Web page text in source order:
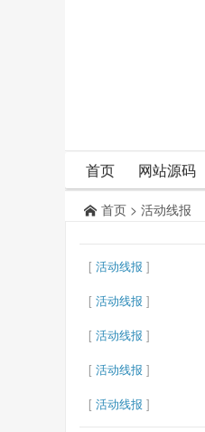
首页 网站源码
首页 > 活动线报
[ 活动线报 ]
[ 活动线报 ]
[ 活动线报 ]
[ 活动线报 ]
[ 活动线报 ]